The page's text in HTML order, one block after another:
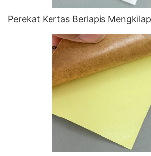
Perekat Kertas Berlapis Mengkilap